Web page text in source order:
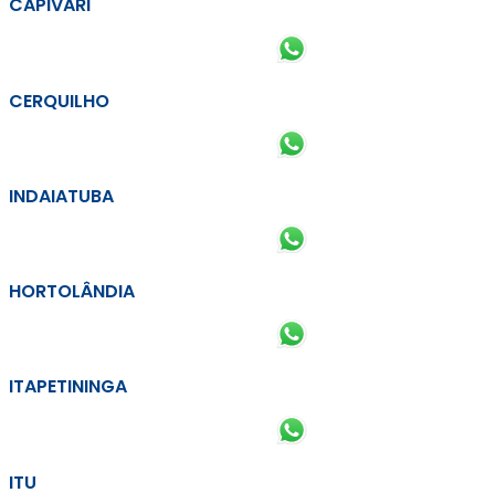
CAPIVARI
CERQUILHO
INDAIATUBA
HORTOLÂNDIA
ITAPETININGA
ITU